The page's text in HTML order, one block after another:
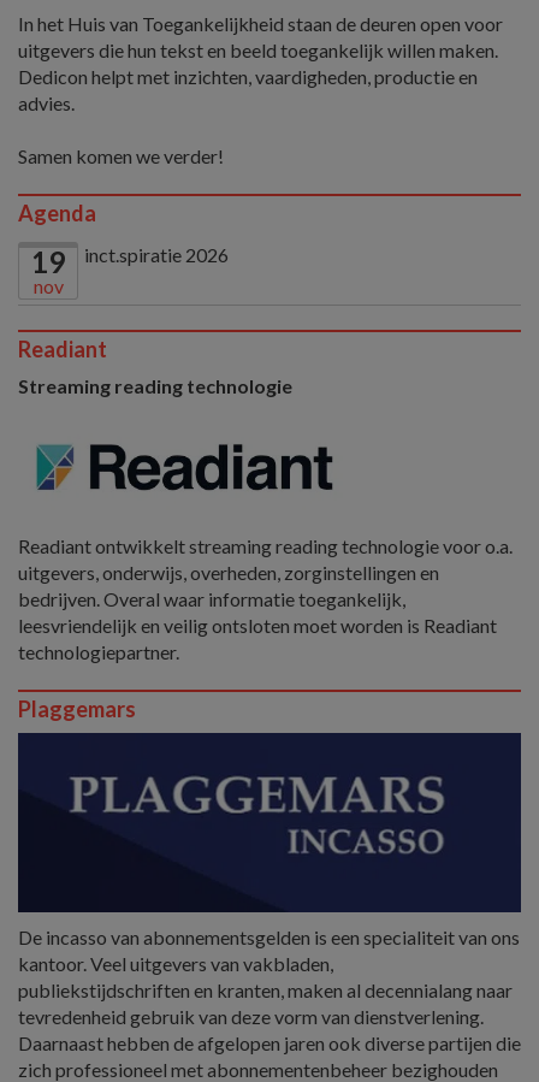
In het Huis van Toegankelijkheid staan de deuren open voor
uitgevers die hun tekst en beeld toegankelijk willen maken.
Dedicon helpt met inzichten, vaardigheden, productie en
advies.
Samen komen we verder!
Agenda
19
nov
inct.spiratie 2026
Readiant
Streaming reading technologie
Readiant ontwikkelt streaming reading technologie voor o.a.
uitgevers, onderwijs, overheden, zorginstellingen en
bedrijven. Overal waar informatie toegankelijk,
leesvriendelijk en veilig ontsloten moet worden is Readiant
technologiepartner.
Plaggemars
De incasso van abonnementsgelden is een specialiteit van ons
kantoor. Veel uitgevers van vakbladen,
publiekstijdschriften en kranten, maken al decennialang naar
tevredenheid gebruik van deze vorm van dienstverlening.
Daarnaast hebben de afgelopen jaren ook diverse partijen die
zich professioneel met abonnementenbeheer bezighouden